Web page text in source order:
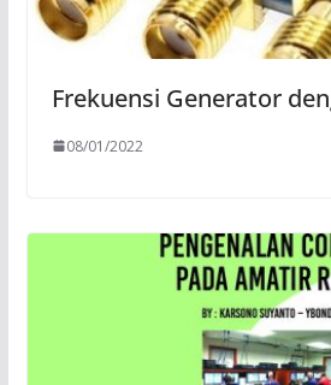
Frekuensi Generator
08/01/2022